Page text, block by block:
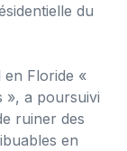
du
Floride «
», a poursuivi
ruiner des
en